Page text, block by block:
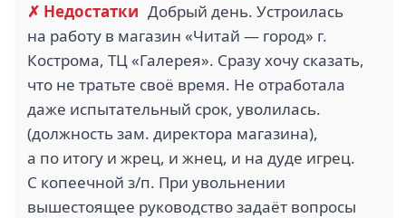
✗ Недостатки Добрый день. Устроилась
на работу в магазин «Читай — город» г.
Кострома, ТЦ «Галерея». Сразу хочу сказать,
что не тратьте своё время. Не отработала
даже испытательный срок, уволилась.
(должность зам. директора магазина),
а по итогу и жрец, и жнец, и на дуде игрец.
С копеечной з/п. При увольнении
вышестоящее руководство задаёт вопросы